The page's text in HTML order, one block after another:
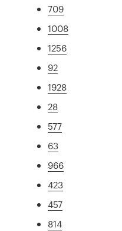
709
1008
1256
92
1928
28
577
63
966
423
457
814